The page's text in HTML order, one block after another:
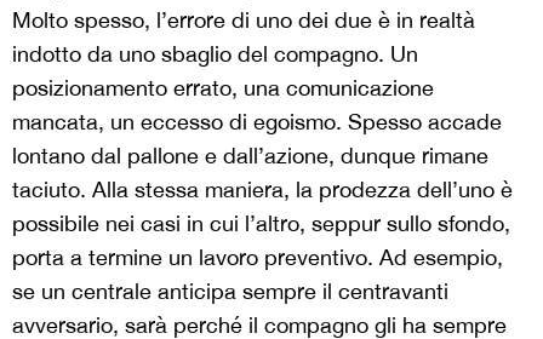
Molto spesso, l’errore di uno dei due è in realtà
indotto da uno sbaglio del compagno. Un
posizionamento errato, una comunicazione
mancata, un eccesso di egoismo. Spesso accade
lontano dal pallone e dall’azione, dunque rimane
taciuto. Alla stessa maniera, la prodezza dell’uno è
possibile nei casi in cui l’altro, seppur sullo sfondo,
porta a termine un lavoro preventivo. Ad esempio,
se un centrale anticipa sempre il centravanti
avversario, sarà perché il compagno gli ha sempre